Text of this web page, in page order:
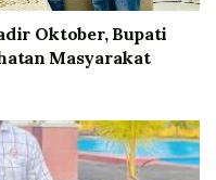
Oktober, Bupati
Masyarakat